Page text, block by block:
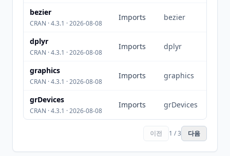
bezier
CRAN · 4.3.1 · 2026-08-08
Imports bezier
dplyr
CRAN · 4.3.1 · 2026-08-08
Imports dplyr
graphics
CRAN · 4.3.1 · 2026-08-08
Imports graphics
grDevices
CRAN · 4.3.1 · 2026-08-08
Imports grDevices
이전 1 / 3 다음